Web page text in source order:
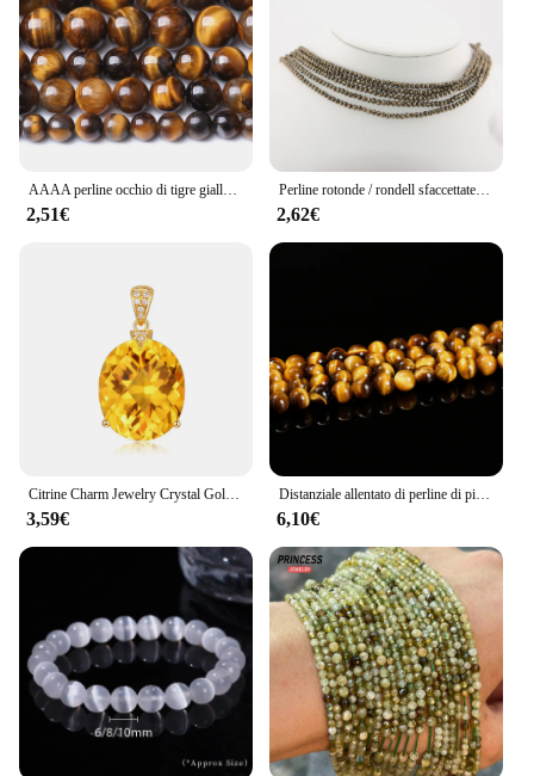
AAAA perline occhio di tigre giallo naturale perline distanziate allentate rotonde per gioielli che fanno accessori braccialetto fai da te 4/6/8/10/12mm 15 ''pollici
2,51€
Perline rotonde / rondell sfaccettate in pirite naturale 2mm,3mm,4mm,1x2mm,2x3mm, per la creazione di gioielli, braccialetti, collane, perline fai da te all'ingrosso
2,62€
Citrine Charm Jewelry Crystal Gold Color Chain collana con ciondolo in pietra preziosa gioielli da sposa per regalo per ragazze da donna
3,59€
Distanziale allentato di perline di pietra occhio di tigre giallo naturale all'ingrosso 4 6 8 10 12mm per gioielli che fanno accessori per bracciali collana fai da te
6,10€